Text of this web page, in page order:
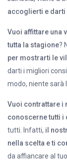
accoglierti e darti
Vuoi affittare una
tutta la stagione?
per mostrarti le
darti i migliori
modo, niente sarà
Vuoi contrattare
conoscerne tutti i
tutti. Infatti, il
nella scelta e ti
da affiancare al